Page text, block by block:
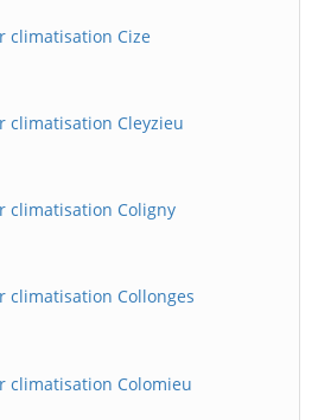
climatisation Cize
climatisation Cleyzieu
climatisation Coligny
climatisation Collonges
climatisation Colomieu